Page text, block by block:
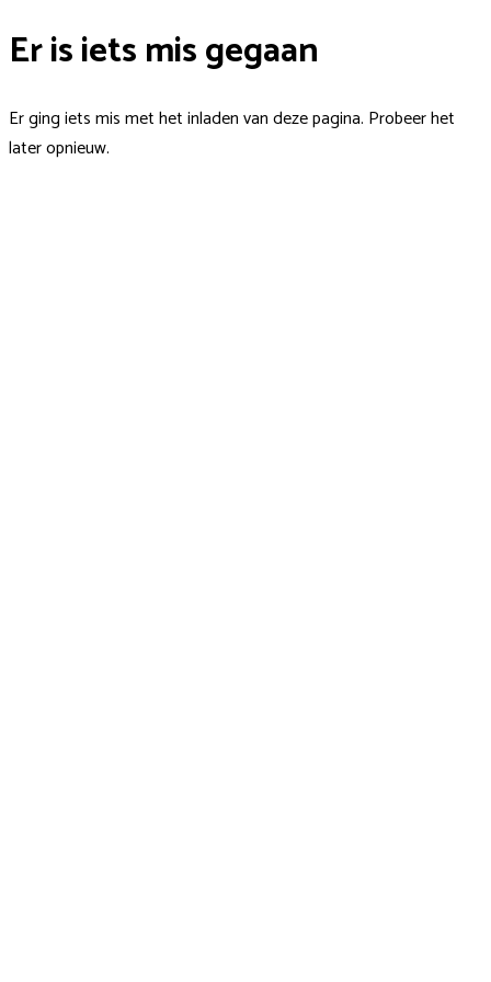
Er is iets mis gegaan
Er ging iets mis met het inladen van deze pagina. Probeer het
later opnieuw.